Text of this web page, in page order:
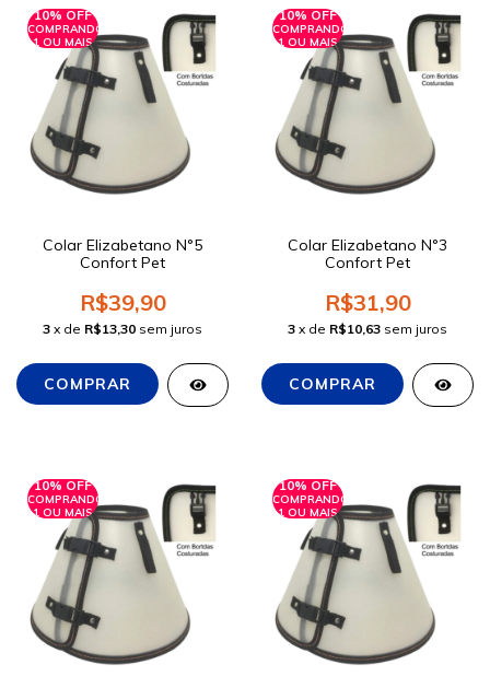
10% OFF
COMPRANDO
1 OU MAIS
Colar Elizabetano N°5
Confort Pet
R$39,90
3 x de R$13,30 sem juros
10% OFF
COMPRANDO
1 OU MAIS
Colar Elizabetano N°3
Confort Pet
R$31,90
3 x de R$10,63 sem juros
10% OFF
COMPRANDO
1 OU MAIS
10% OFF
COMPRANDO
1 OU MAIS